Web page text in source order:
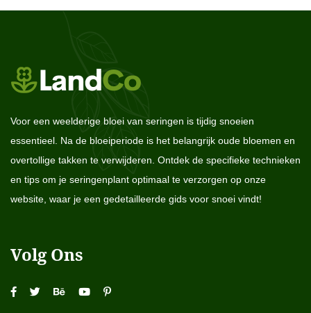
Voor een weelderige bloei van seringen is tijdig snoeien
essentieel. Na de bloeiperiode is het belangrijk oude bloemen en
overtollige takken te verwijderen. Ontdek de specifieke technieken
en tips om je seringenplant optimaal te verzorgen op onze
website, waar je een gedetailleerde gids voor snoei vindt!
Volg Ons